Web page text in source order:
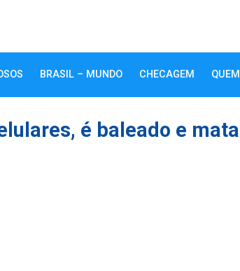
BRASIL – MUNDO CHECAGEM
é baleado e mata